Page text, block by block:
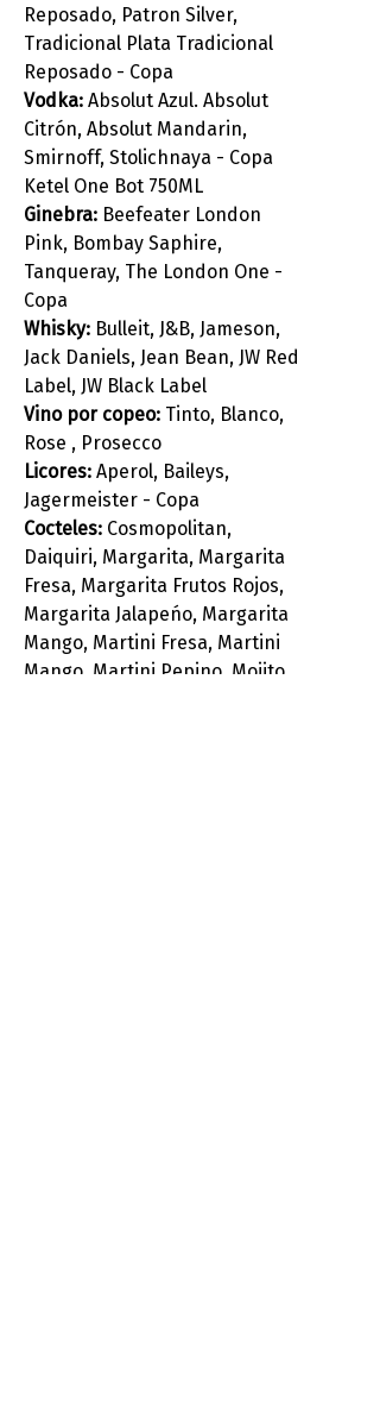
Reposado, Patron Silver,
Tradicional Plata Tradicional
Reposado - Copa
Vodka: Absolut Azul. Absolut
Citrón, Absolut Mandarin,
Smirnoff, Stolichnaya - Copa
Ketel One Bot 750ML
Ginebra: Beefeater London
Pink, Bombay Saphire,
Tanqueray, The London One -
Copa
Whisky: Bulleit, J&B, Jameson,
Jack Daniels, Jean Bean, JW Red
Label, JW Black Label
Vino por copeo: Tinto, Blanco,
Rose , Prosecco
Licores: Aperol, Baileys,
Jagermeister - Copa
Cocteles: Cosmopolitan,
Daiquiri, Margarita, Margarita
Fresa, Margarita Frutos Rojos,
Margarita Jalapeńo, Margarita
Mango, Martini Fresa, Martini
Mango, Martini Pepino, Mojito,